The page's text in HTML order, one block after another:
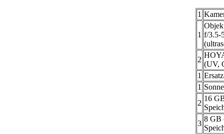
1
1 f/3.5-
2
(UV,
1
1
2
16
3
8 GB